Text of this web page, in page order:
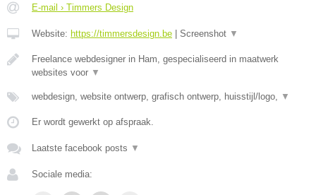
E-mail › Timmers Design
Website: https://timmersdesign.be Screenshot ▼
Freelance webdesigner in Ham, gespecialiseerd in maatwerk
websites voor ▼
webdesign, website ontwerp, grafisch ontwerp, huisstijl/logo, ▼
Er wordt gewerkt op afspraak.
Laatste facebook posts ▼
Sociale media: